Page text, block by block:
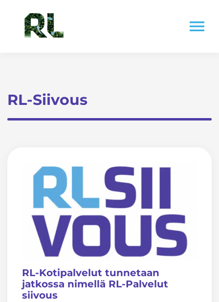
content
menu
RL-Siivous
RL-Kotipalvelut tunnetaan
jatkossa nimellä RL-Palvelut
siivous